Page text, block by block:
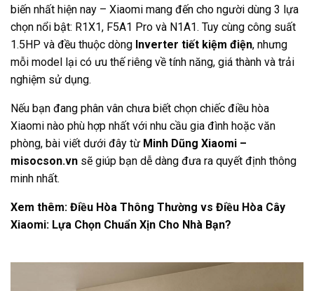
biến nhất hiện nay – Xiaomi mang đến cho người dùng 3 lựa
chọn nổi bật: R1X1, F5A1 Pro và N1A1. Tuy cùng công suất
1.5HP và đều thuộc dòng Inverter tiết kiệm điện, nhưng
mỗi model lại có ưu thế riêng về tính năng, giá thành và trải
nghiệm sử dụng.
Nếu bạn đang phân vân chưa biết chọn chiếc điều hòa
Xiaomi nào phù hợp nhất với nhu cầu gia đình hoặc văn
phòng, bài viết dưới đây từ Minh Dũng Xiaomi –
misocson.vn sẽ giúp bạn dễ dàng đưa ra quyết định thông
minh nhất.
Xem thêm: Điều Hòa Thông Thường vs Điều Hòa Cây
Xiaomi: Lựa Chọn Chuẩn Xịn Cho Nhà Bạn?